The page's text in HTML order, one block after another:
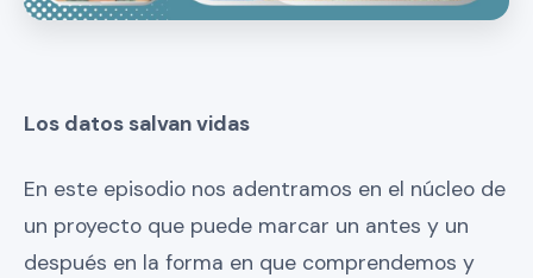
Los datos salvan vidas
En este episodio nos adentramos en el núcleo de
un proyecto que puede marcar un antes y un
después en la forma en que comprendemos y